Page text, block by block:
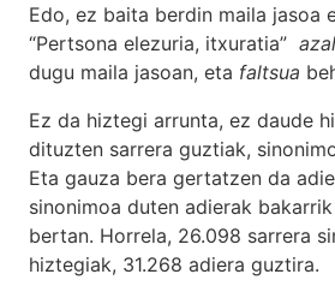
Edo, ez baita berdin maila jasoa
“Pertsona elezuria, itxuratia”
dugu maila jasoan, eta faltsua
Ez da hiztegi arrunta, ez daude
dituzten sarrera guztiak,
Eta gauza bera gertatzen da
sinonimoa duten adierak
bertan. Horrela, 26.098 sarrera
hiztegiak, 31.268 adiera guztira.